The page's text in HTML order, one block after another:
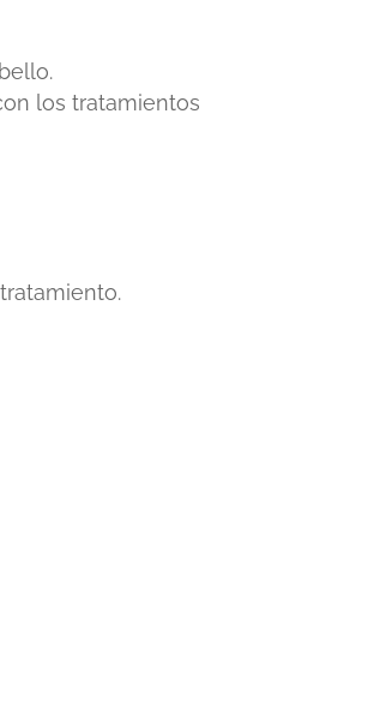
los tratamientos